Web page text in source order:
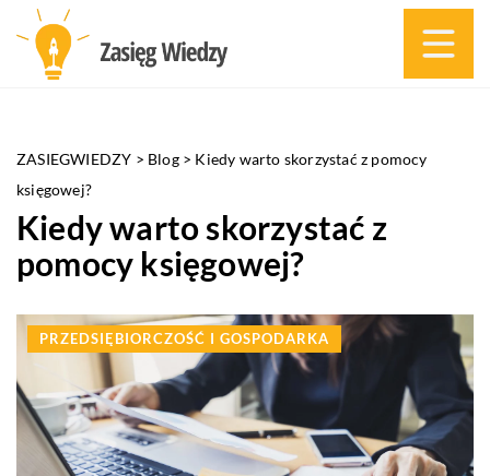
ZASIEGWIEDZY > Blog> Kiedy warto skorzystać z pomocy
księgowej?
Kiedy warto skorzystać z
pomocy księgowej?
PRZEDSIĘBIORCZOŚĆ I GOSPODARKA